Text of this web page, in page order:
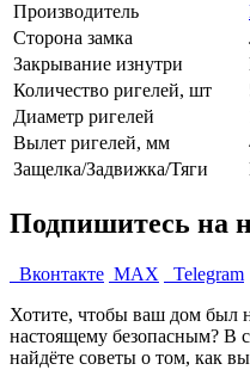
Производитель
Сторона замка
Закрывание изнутри
Количество ригелей, шт
Диаметр ригелей
Вылет ригелей, мм
Защелка/Задвижка/Тяги
Подпишитесь на
Вконтакте MAX
Telegram
Хотите, чтобы ваш дом был
настоящему безопасным? В
найдёте советы о том, как